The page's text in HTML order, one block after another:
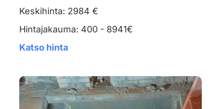
Keskihinta: 2984 €
Hintajakauma: 400 - 8941€
Katso hinta